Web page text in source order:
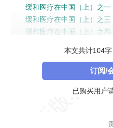
缓和医疗在中国（上）之
缓和医疗在中国（上）之
缓和医疗在中国（上）之
本文共计104
订阅/
已购买用户